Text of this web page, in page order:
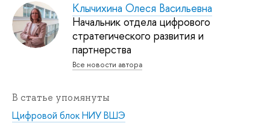
Клычихина Олеся Васильевна
Начальник отдела цифрового
стратегического развития и
партнерства
Все новости автора
В статье упомянуты
Цифровой блок НИУ ВШЭ